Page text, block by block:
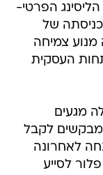
הפרטי-
של
צמיחה
העסקית
מגעים
לקבל
לאחרונה
לסייע